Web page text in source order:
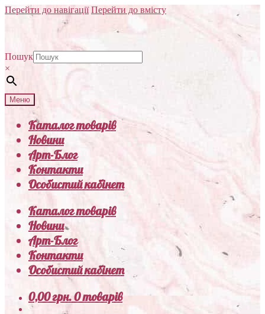
Перейти до навігації Перейти до вмісту
Пошук
×
Меню
Каталог товарів
Новини
Арт-Блог
Контакти
Особистий кабінет
Каталог товарів
Новини
Арт-Блог
Контакти
Особистий кабінет
0,00грн.0 товарів